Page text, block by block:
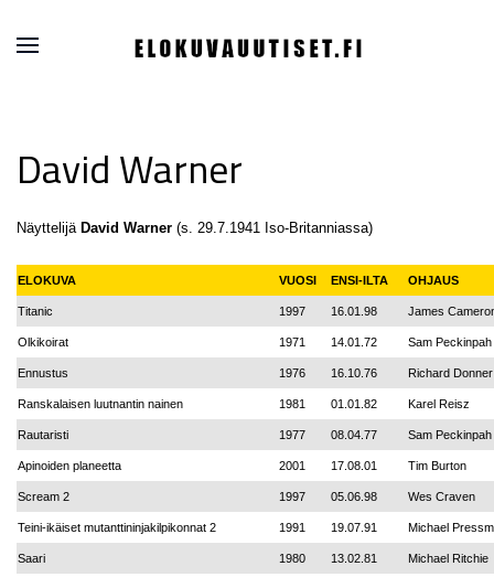
David Warner
Näyttelijä David Warner (s. 29.7.1941 Iso-Britanniassa)
ELOKUVA VUOSI ENSI-ILTA OHJAUS
Titanic 1997 16.01.98 James
Olkikoirat 1971 14.01.72 Sam Peckinpah
Ennustus 1976 16.10.76 Richard Donner
Ranskalaisen luutnantin nainen 1981 01.01.82 Karel Reisz
Rautaristi 1977 08.04.77 Sam Peckinpah
Apinoiden planeetta 2001 17.08.01 Tim Burton
Scream 2 1997 05.06.98 Wes Craven
Teini-ikäiset mutanttininjakilpikonnat 2 1991 19.07.91 Michael
Saari 1980 13.02.81 Michael Ritchie